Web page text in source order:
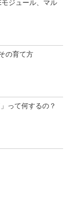
ジュール、マル
の育て方
って何するの？